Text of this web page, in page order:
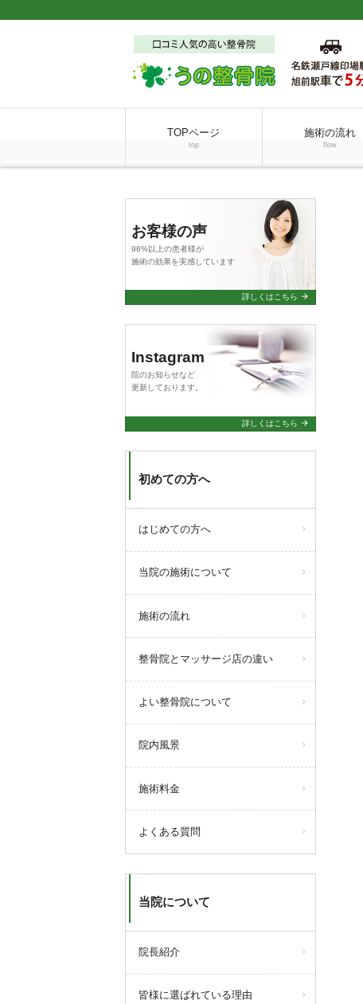
TOPページ
top
施術の流れ
flow
お客様の声
96%以上の患者様が
施術の効果を実感しています
詳しくはこちら arrow_forward
Instagram
院のお知らせなど
更新しております。
詳しくはこちら arrow_forward
初めての方へ
はじめての方へ
当院の施術について
施術の流れ
整骨院とマッサージ店の違い
よい整骨院について
院内風景
施術料金
よくある質問
当院について
院長紹介
皆様に選ばれている理由